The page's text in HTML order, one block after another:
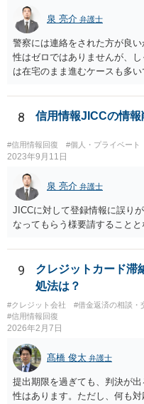
泉 亮介 弁護士
警察には連絡をされた方が良
性はゼロではありませんが、
は在宅のまま進むケースも多
られるケースも多いかと思われ
8 信用情報JICCの情報
#信用情報回復 #個人・プライベート
2023年9月11日
泉 亮介 弁護士
JICCに対して登録情報に誤り
なってもらう様要請することと
9
クレジットカード滞
処法は？
#クレジット会社 #借金返済の相談・
#信用情報回復
2026年2月7日
髙橋 俊太 弁護士
提出期限を過ぎても、判決が
性はあります。ただし、何も